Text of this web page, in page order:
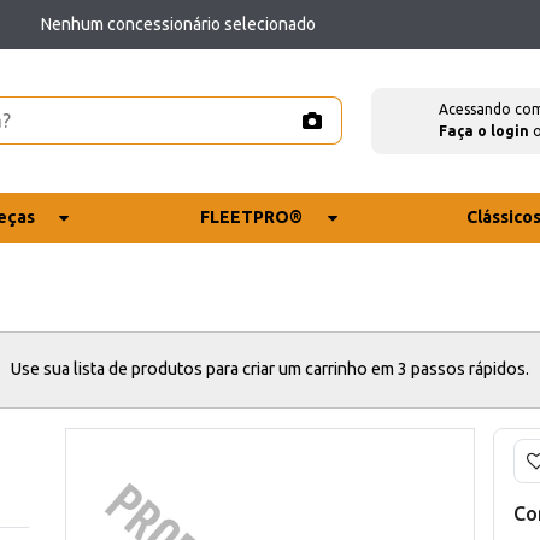
Nenhum concessionário selecionado
Acessando
Faça o login
FLEETPRO®
Use sua lista de produtos para criar um carrinho em 3 passos rápidos.